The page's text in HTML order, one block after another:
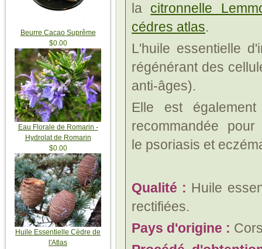
Beurre Cacao Suprême
$0.00
Eau Florale de Romarin -
Hydrolat de Romarin
$0.00
Huile Essentielle Cèdre de
l'Atlas
la citronnelle
cédres atlas.
L'huile essentielle
régénérant des
anti-âges).
Elle est
recommandée
le psoriasis et
Qualité : Huile
rectifiées.
Pays d'origine :